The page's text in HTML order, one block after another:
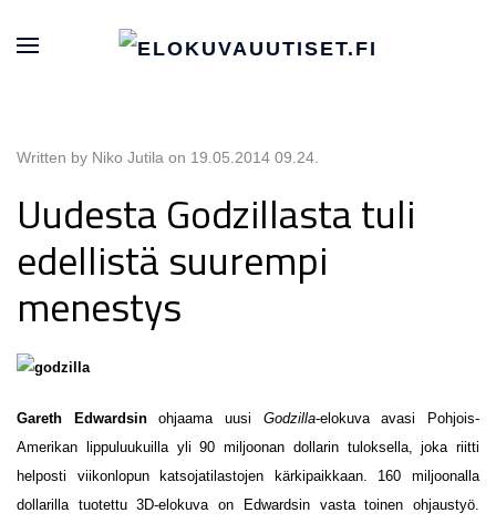
Written by Niko Jutila on 19.05.2014 09.24
Uudesta Godzillasta tuli
edellistä suurempi
menestys
Gareth Edwardsinohjaama uusi Godzilla-elokuva avasi Pohjois-
Amerikan lippuluukuilla yli 90 miljoonan dollarin tuloksella, joka riitti
helposti viikonlopun katsojatilastojen kärkipaikkaan. 160 miljoonalla
dollarilla tuotettu 3D-elokuva on Edwardsin vasta toinen ohjaustyö.